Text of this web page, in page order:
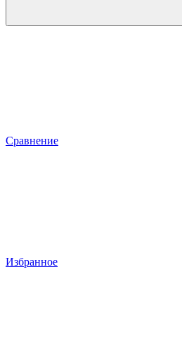
Сравнение
Избранное